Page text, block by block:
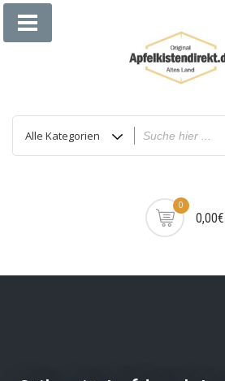
Zum
Inhalt
0
0,00€